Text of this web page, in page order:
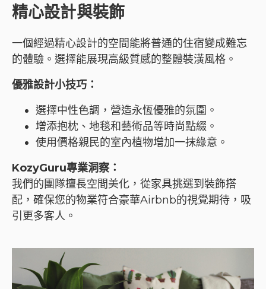
精心設計與裝飾
一個經過精心設計的空間能將普通的住宿變成難忘
的體驗。選擇能展現高級質感的整體裝潢風格。
優雅設計小技巧：
選擇中性色調，營造永恆優雅的氛圍。
增添抱枕、地毯和藝術品等時尚點綴。
使用價格親民的室內植物增加一抹綠意。
KozyGuru專業洞察：
我們的團隊擅長空間美化，從家具挑選到裝飾搭
配，確保您的物業符合豪華Airbnb的視覺期待，吸
引更多客人。